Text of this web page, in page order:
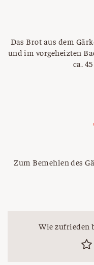
Das Brot aus dem
und im vorgeheizten
ca.
Zum Bemehlen des
Wie zufrieden